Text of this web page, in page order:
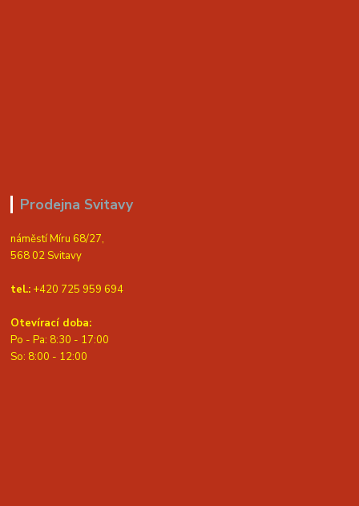
Prodejna Svitavy
náměstí Míru 68/27,
568 02 Svitavy
tel.: +420 725 959 694
Otevírací doba:
Po - Pa: 8:30 - 17:00
So: 8:00 - 12:00